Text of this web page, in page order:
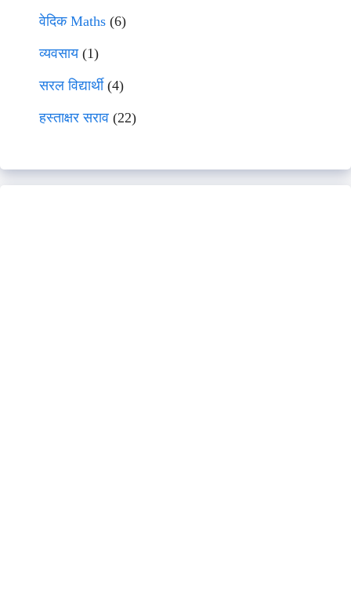
वेदिक Maths (6)
व्यवसाय(1)
सरल विद्यार्थी(4)
हस्ताक्षर सराव (22)